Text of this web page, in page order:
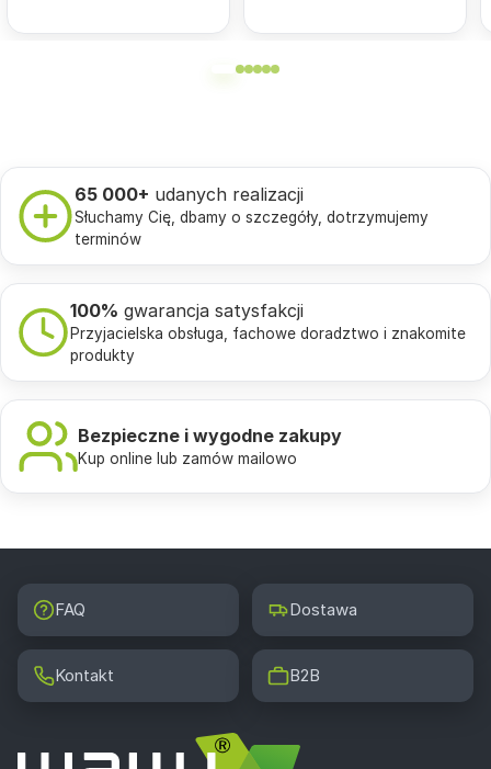
65 000+ udanych realizacji
Słuchamy Cię, dbamy o szczegóły, dotrzymujemy
terminów
100% gwarancja satysfakcji
Przyjacielska obsługa, fachowe doradztwo i znakomite
produkty
Bezpieczne i wygodne zakupy
Kup online lub zamów mailowo
FAQ Dostawa
Kontakt B2B